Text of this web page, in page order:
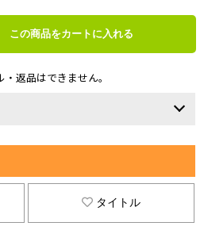
この商品をカートに入れる
返品はできません。
タイトル